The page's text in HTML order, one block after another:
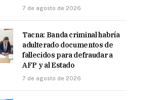
7 de agosto de 2026
Tacna: Banda criminal habría
adulterado documentos de
fallecidos para defraudar a
AFP y al Estado
7 de agosto de 2026